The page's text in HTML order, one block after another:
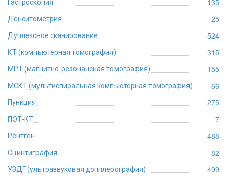
Гастроскопия 135
Денситометрия 25
Дуплексное сканирование 524
КТ (компьютерная томография) 315
МРТ (магнитно-резонансная томография) 155
МСКТ (мультиспиральная компьютерная томография) 66
Пункция 275
ПЭТ-КТ 7
Рентген 488
Сцинтиграфия 82
УЗДГ (ультразвуковая допплерография) 499